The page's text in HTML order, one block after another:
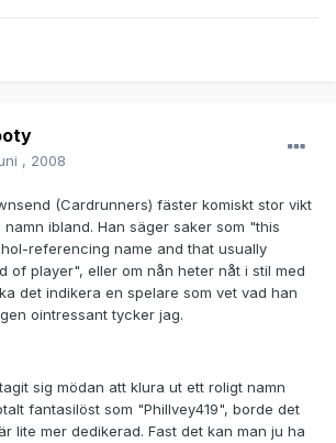
, 2008
(Cardrunners) fäster komiskt stor vikt
ibland. Han säger saker som "this
referencing name and that usually
of player", eller om nån heter nåt i stil med
det indikera en spelare som vet vad han
ointressant tycker jag.
sig mödan att klura ut ett roligt namn
fantasilöst som "PhilIvey419", borde det
lite mer dedikerad. Fast det kan man ju ha